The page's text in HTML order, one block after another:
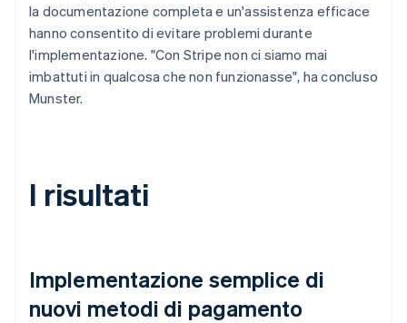
la documentazione completa e un'assistenza efficace
hanno consentito di evitare problemi durante
l'implementazione. "Con Stripe non ci siamo mai
imbattuti in qualcosa che non funzionasse", ha concluso
Munster.
I risultati
Implementazione semplice di
nuovi metodi di pagamento